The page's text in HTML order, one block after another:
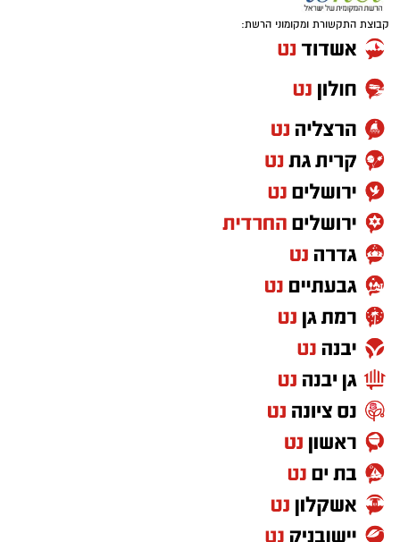
קבוצת התקשורת ומקומוני הרשת: